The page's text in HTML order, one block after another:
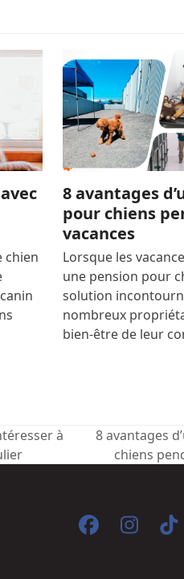
chien
8 avantages
pour chiens
vacances
Lorsque les
une pension pour
solution
nombreux
bien-être de leur
à
next
8 avantages
chiens
Facebook